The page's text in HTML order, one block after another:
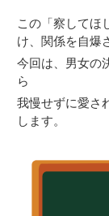
この「察してほ
け、関係を自爆
今回は、男女の
ら
我慢せずに愛さ
します。